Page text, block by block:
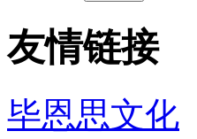
友情链接
毕恩思文化